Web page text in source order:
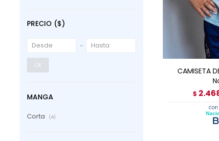
CAMISETA
$
PRECIO ($)
OK
MANGA
Corta (4)